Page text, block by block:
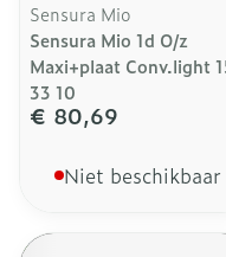
Sensura Mio
Sensura Mio 1d O/z
Maxi+plaat Conv.light
33 10
€ 80,69
Niet beschikbaar